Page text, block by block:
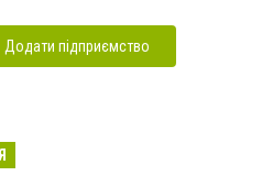
Додати підприємство